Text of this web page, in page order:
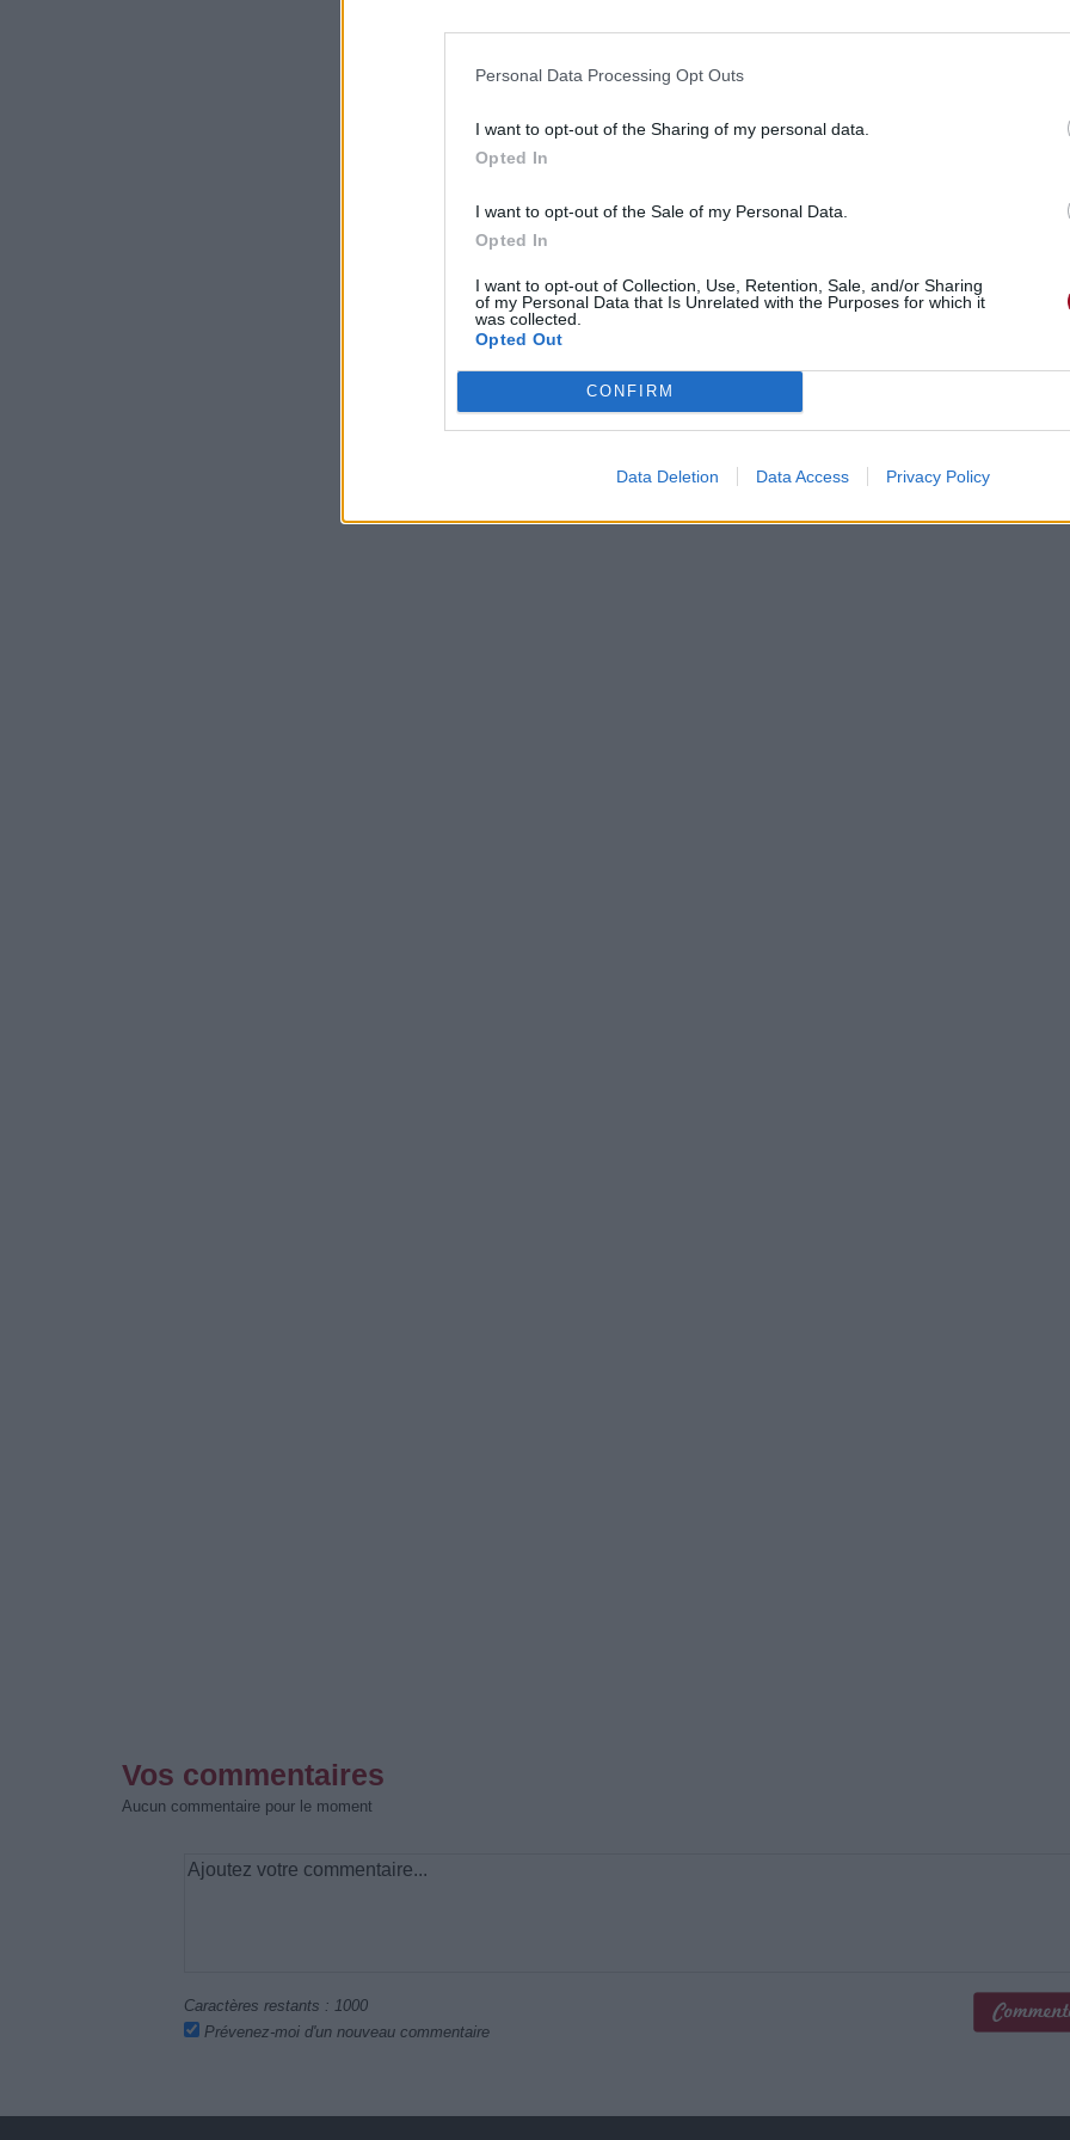
Personal Data Processing Opt Outs
I want to opt-out of the Sharing of my personal data.
Opted In
I want to opt-out of the Sale of my Personal Data.
Opted In
I want to opt-out of Collection, Use, Retention, Sale, and/or Sharing
of my Personal Data that Is Unrelated with the Purposes for which it
was collected.
Opted Out
CONFIRM
Data Deletion Data Access Privacy Policy
Vos commentaires
Aucun commentaire pour le moment
Caractères restants : 1000
Prévenez-moi d'un nouveau commentaire